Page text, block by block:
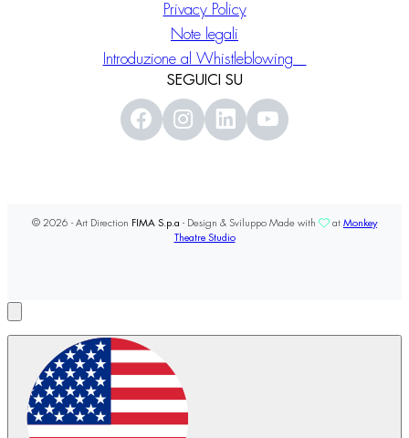
Privacy Policy
Note legali
Introduzione al Whistleblowing
SEGUICI SU
© 2026 - Art Direction FIMA S.p.a - Design & Sviluppo Made with at Monkey
Theatre Studio